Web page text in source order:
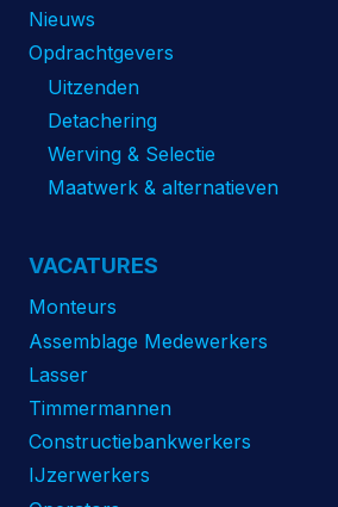
Nieuws
Opdrachtgevers
Uitzenden
Detachering
Werving & Selectie
Maatwerk & alternatieven
VACATURES
Monteurs
Assemblage Medewerkers
Lasser
Timmermannen
Constructiebankwerkers
IJzerwerkers